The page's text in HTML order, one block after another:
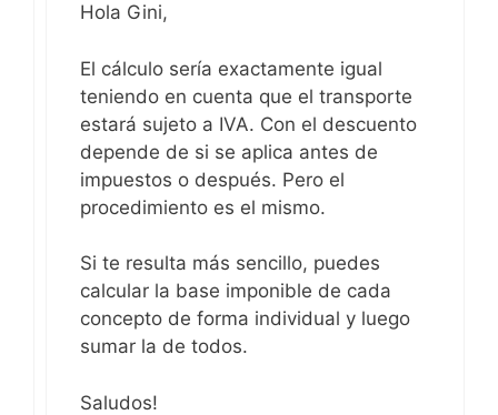
Hola Gini,
El cálculo sería exactamente igual
teniendo en cuenta que el transporte
estará sujeto a IVA. Con el descuento
depende de si se aplica antes de
impuestos o después. Pero el
procedimiento es el mismo.
Si te resulta más sencillo, puedes
calcular la base imponible de cada
concepto de forma individual y luego
sumar la de todos.
Saludos!